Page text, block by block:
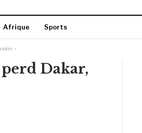
Afrique Sports
»
Dakar,